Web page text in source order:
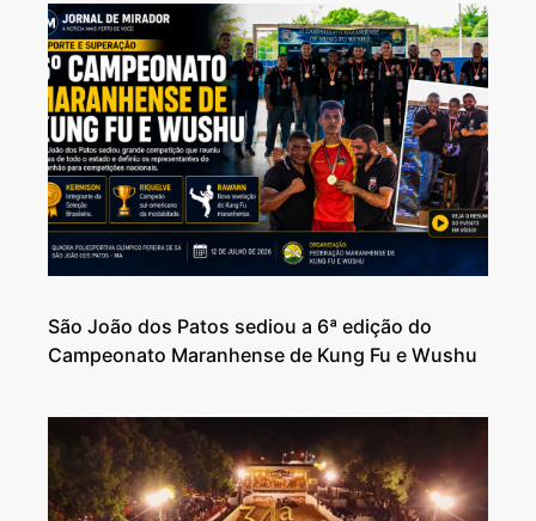
São João dos Patos sediou a 6ª edição do
Campeonato Maranhense de Kung Fu e Wushu